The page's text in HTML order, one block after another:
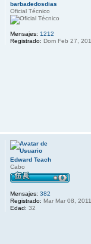
barbadedosdias
Oficial Técnico
Mensajes: 1212
Registrado: Dom Feb 27,
Edward Teach
Cabo
Mensajes: 382
Registrado: Mar Mar 08,
Edad: 32